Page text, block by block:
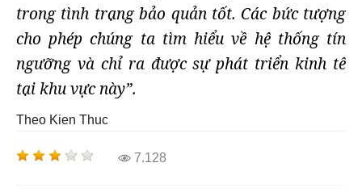
trong tình trạng bảo quản tốt. Các bức tượng
cho phép chúng ta tìm hiểu về hệ thống tín
ngưỡng và chỉ ra được sự phát triển kinh tế
tại khu vực này”.
Theo Kien Thuc
7.128